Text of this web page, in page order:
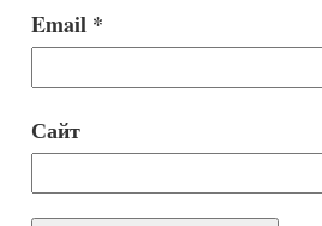
Email *
Сайт